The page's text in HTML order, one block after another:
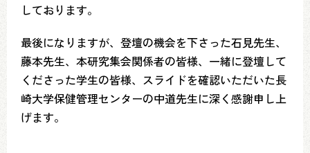
しております。
最後になりますが、登壇の機会を下さった石見先生、
藤本先生、本研究集会関係者の皆様、一緒に登壇して
くださった学生の皆様、スライドを確認いただいた長
崎大学保健管理センターの中道先生に深く感謝申し上
げます。